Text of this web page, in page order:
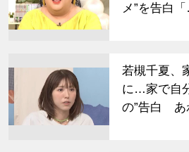
メ”を告白
若槻千夏、
に…家で自
の”告白